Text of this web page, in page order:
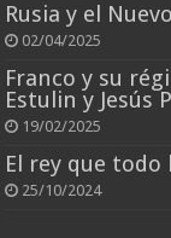
Rusia y el
02/04/2025
Franco y su
Estulin y Jesús
19/02/2025
El rey que todo
25/10/2024